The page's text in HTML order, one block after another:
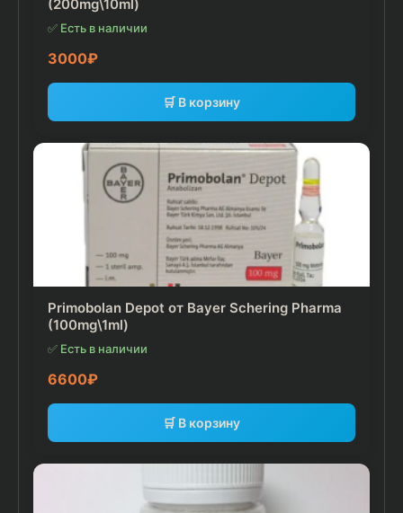
(200mg\10ml)
✅ Есть в наличии
3000₽
🛒 В корзину
Primobolan Depot от Bayer Schering Pharma
(100mg\1ml)
✅ Есть в наличии
6600₽
🛒 В корзину